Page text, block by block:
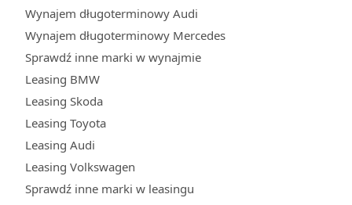
Wynajem długoterminowy Audi
Wynajem długoterminowy Mercedes
Sprawdź inne marki w wynajmie
Leasing BMW
Leasing Skoda
Leasing Toyota
Leasing Audi
Leasing Volkswagen
Sprawdź inne marki w leasingu